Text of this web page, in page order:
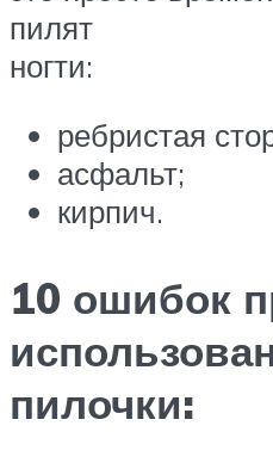
пилят
ногти:
ребристая
асфальт;
кирпич.
10 ошибок
пилочки: